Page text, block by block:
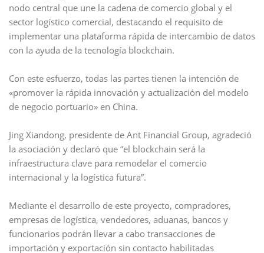
nodo central que une la cadena de comercio global y el
sector logístico comercial, destacando el requisito de
implementar una plataforma rápida de intercambio de datos
con la ayuda de la tecnología blockchain.
Con este esfuerzo, todas las partes tienen la intención de
«promover la rápida innovación y actualización del modelo
de negocio portuario» en China.
Jing Xiandong, presidente de Ant Financial Group, agradeció
la asociación y declaró que “el blockchain será la
infraestructura clave para remodelar el comercio
internacional y la logística futura”.
Mediante el desarrollo de este proyecto, compradores,
empresas de logística, vendedores, aduanas, bancos y
funcionarios podrán llevar a cabo transacciones de
importación y exportación sin contacto habilitadas